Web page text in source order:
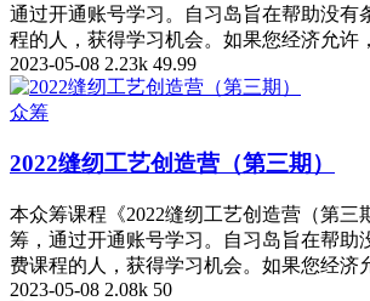
通过开通账号学习。自习岛旨在帮助没有
程的人，获得学习机会。如果您经济允许
2023-05-08 2.23k 49.99
众筹
2022缝纫工艺创造营（第三期）
本众筹课程《2022缝纫工艺创造营（第三
筹，通过开通账号学习。自习岛旨在帮助
费课程的人，获得学习机会。如果您经济
2023-05-08 2.08k 50